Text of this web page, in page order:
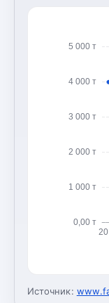
0,00 т
1 000 т
2 000 т
3 000 т
4 000 т
5 000 т
Источник: